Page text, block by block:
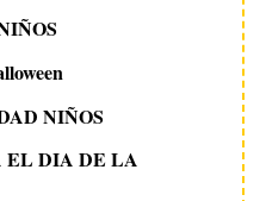
NIÑOS
EL DIA DE LA